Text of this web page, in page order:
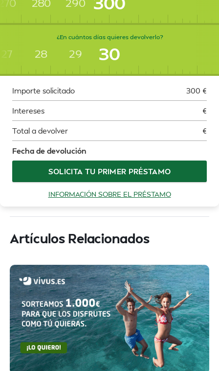
¿En cuántos días quieres devolverlo?
27 28 29 30
Importe solicitado 300 €
Intereses €
Total a devolver €
Fecha de devolución
SOLICITA TU PRIMER PRÉSTAMO
INFORMACIÓN SOBRE EL PRÉSTAMO
Artículos Relacionados